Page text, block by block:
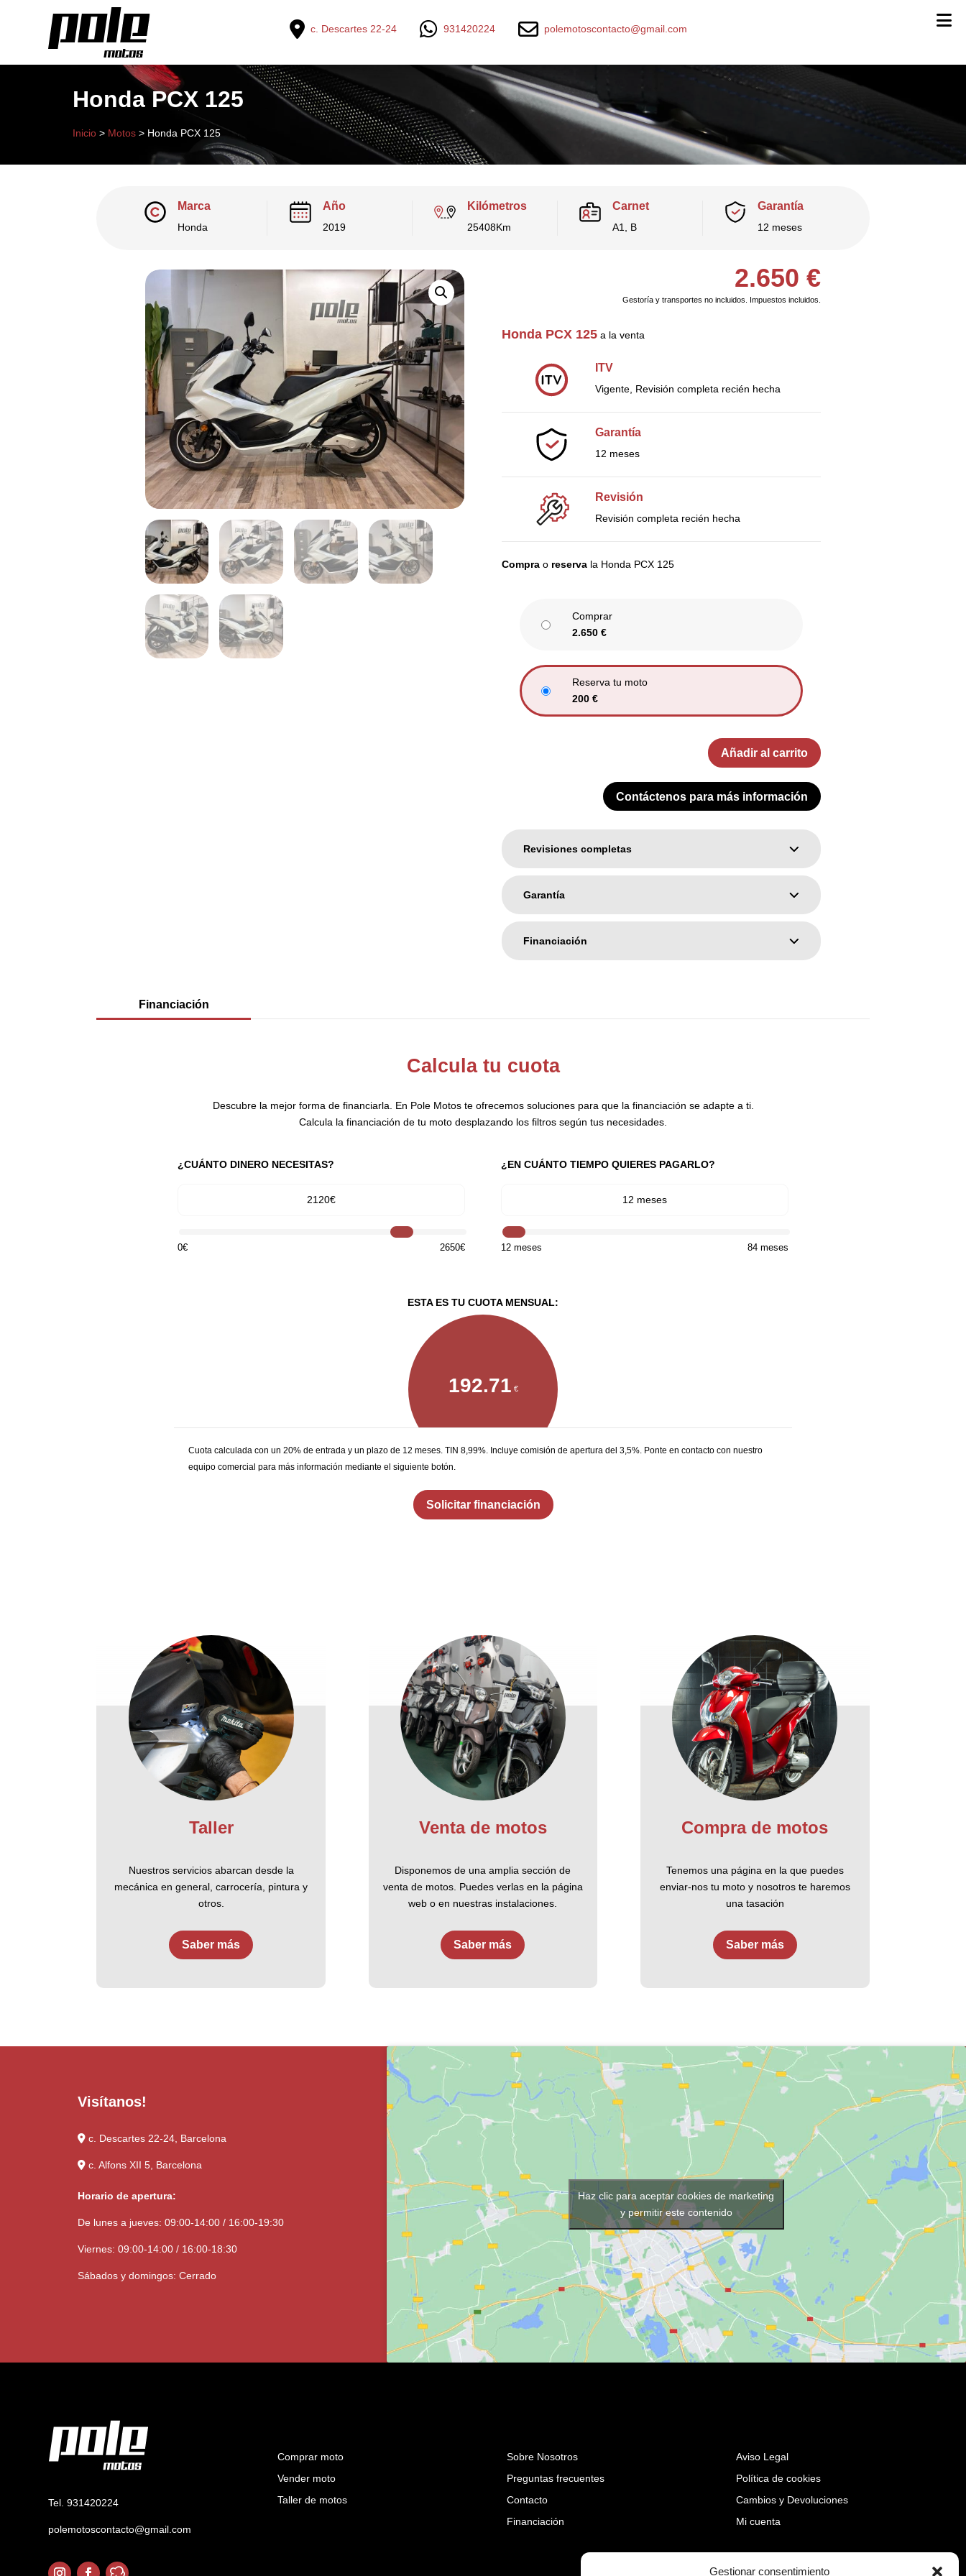
Gestionar consentimiento
c. Descartes 22-24 931420224 polemotoscontacto@gmail.com
Honda PCX 125
Inicio> Motos> Honda PCX 125
Marca
Honda
Año
2019
Kilómetros
25408Km
Carnet
A1, B
Garantía
12 meses
2.650€
Gestoría y transportes no incluidos. Impuestos incluidos.
Honda PCX 125a la venta
ITV
Vigente, Revisión completa recién hecha
Garantía
12 meses
Revisión
Revisión completa recién hecha
Compra o reservala Honda PCX 125
Comprar
2.650 €
Reserva tu moto
200 €
Añadir al carrito
Contáctenos para más información
Revisiones completas
Garantía
Financiación
Financiación
Calcula tu cuota
Descubre la mejor forma de financiarla. En Pole Motos te ofrecemos soluciones para que la financiación se adapte a ti.
Calcula la financiación de tu moto desplazando los filtros según tus necesidades.
¿CUÁNTO DINERO NECESITAS?
2120€
0€ 2650€
¿EN CUÁNTO TIEMPO QUIERES PAGARLO?
12 meses
12 meses 84 meses
ESTA ES TU CUOTA MENSUAL:
192.71 €
Cuota calculada con un 20% de entrada y un plazo de 12 meses. TIN 8,99%. Incluye comisión de apertura del 3,5%. Ponte en contacto con nuestro
equipo comercial para más información mediante el siguiente botón.
Solicitar financiación
Taller
Nuestros servicios abarcan desde la
mecánica en general, carrocería, pintura y
otros.
Saber más
Venta de motos
Disponemos de una amplia sección de
venta de motos. Puedes verlas en la página
web o en nuestras instalaciones.
Saber más
Compra de motos
Tenemos una página en la que puedes
enviar-nos tu moto y nosotros te haremos
una tasación
Saber más
Visítanos!
c. Descartes 22-24, Barcelona
c. Alfons XII 5, Barcelona
Horario de apertura:
De lunes a jueves: 09:00-14:00 / 16:00-19:30
Viernes: 09:00-14:00 / 16:00-18:30
Sábados y domingos: Cerrado
Haz clic para aceptar cookies de marketing
y permitir este contenido
Tel. 931420224
polemotoscontacto@gmail.com
Comprar moto
Vender moto
Taller de motos
Sobre Nosotros
Preguntas frecuentes
Contacto
Financiación
Aviso Legal
Política de cookies
Cambios y Devoluciones
Mi cuenta